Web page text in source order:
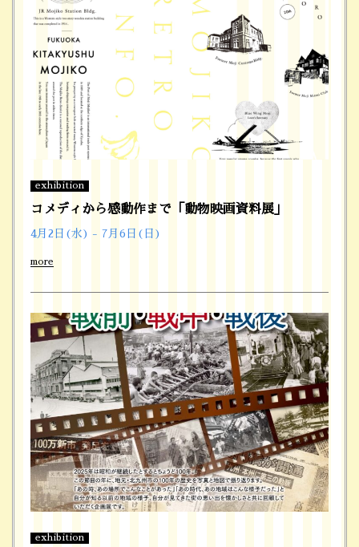
exhibition
コメディから感動作まで「動物映画資料展」
4月2日(水) - 7月6日(日)
more
exhibition